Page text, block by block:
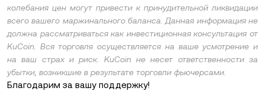
колебания цен могут привести к принудительной ликвидации
всего вашего маржинального баланса. Данная информация не
должна рассматриваться как инвестиционная консультация от
KuCoin. Вся торговля осуществляется на ваше усмотрение и
на ваш страх и риск. KuCoin не несет ответственности за
убытки, возникшие в результате торговли фьючерсами.
Благодарим за вашу поддержку!